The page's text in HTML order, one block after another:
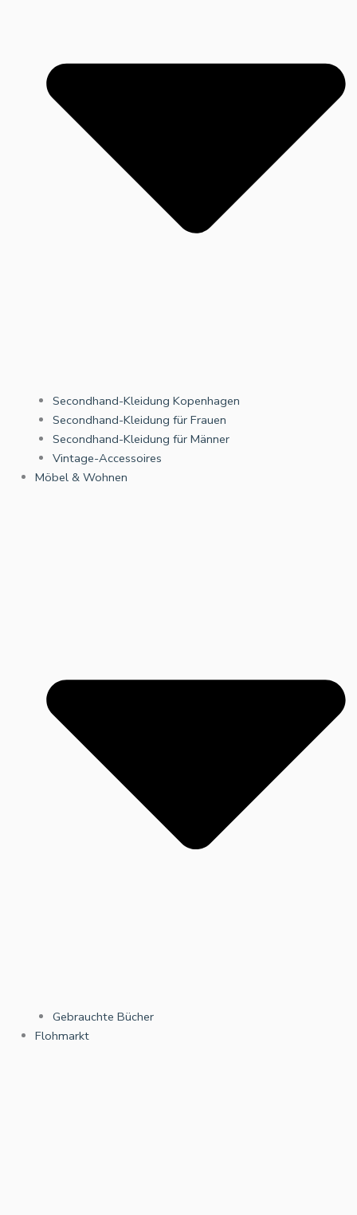
Secondhand-Kleidung Kopenhagen
Secondhand-Kleidung für Frauen
Secondhand-Kleidung für Männer
Vintage-Accessoires
Möbel & Wohnen
Gebrauchte Bücher
Flohmarkt